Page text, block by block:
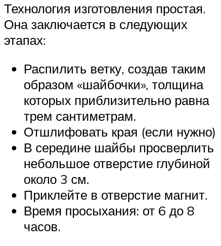
Технология изготовления простая.
Она заключается в следующих
этапах:
Распилить ветку, создав таким
образом «шайбочки», толщина
которых приблизительно равна
трем сантиметрам.
Отшлифовать края (если нужно)
В середине шайбы просверлить
небольшое отверстие глубиной
около 3 см.
Приклейте в отверстие магнит.
Время просыхания: от 6 до 8
часов.